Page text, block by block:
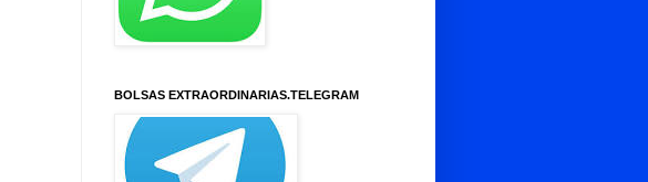
BOLSAS EXTRAORDINARIAS.TELEGRAM